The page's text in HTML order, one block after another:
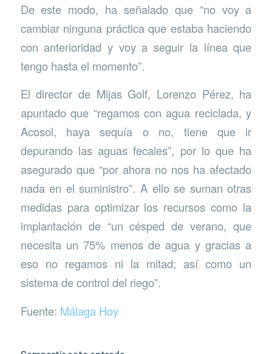
De este modo, ha señalado que “no voy a
cambiar ninguna práctica que estaba haciendo
con anterioridad y voy a seguir la línea que
tengo hasta el momento”.
El director de Mijas Golf, Lorenzo Pérez, ha
apuntado que “regamos con agua reciclada, y
Acosol, haya sequía o no, tiene que ir
depurando las aguas fecales”, por lo que ha
asegurado que “por ahora no nos ha afectado
nada en el suministro”. A ello se suman otras
medidas para optimizar los recursos como la
implantación de “un césped de verano, que
necesita un 75% menos de agua y gracias a
eso no regamos ni la mitad; así como un
sistema de control del riego”.
Fuente: Málaga Hoy